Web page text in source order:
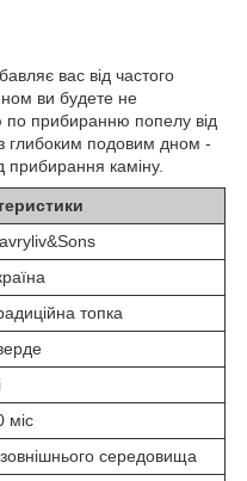
вас від частого
ви будете не
прибиранню попелу від
глибоким подовим дном -
прибирання каміну.
топка
міс
середовища